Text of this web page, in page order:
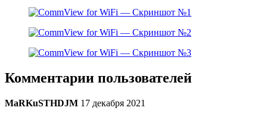
Комментарии пользователей
MaRKuSTHDJM 17 декабря 2021